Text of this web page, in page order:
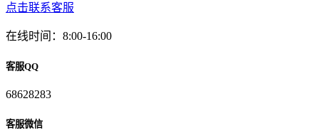
点击联系客服
在线时间：8:00-16:00
客服QQ
68628283
客服微信